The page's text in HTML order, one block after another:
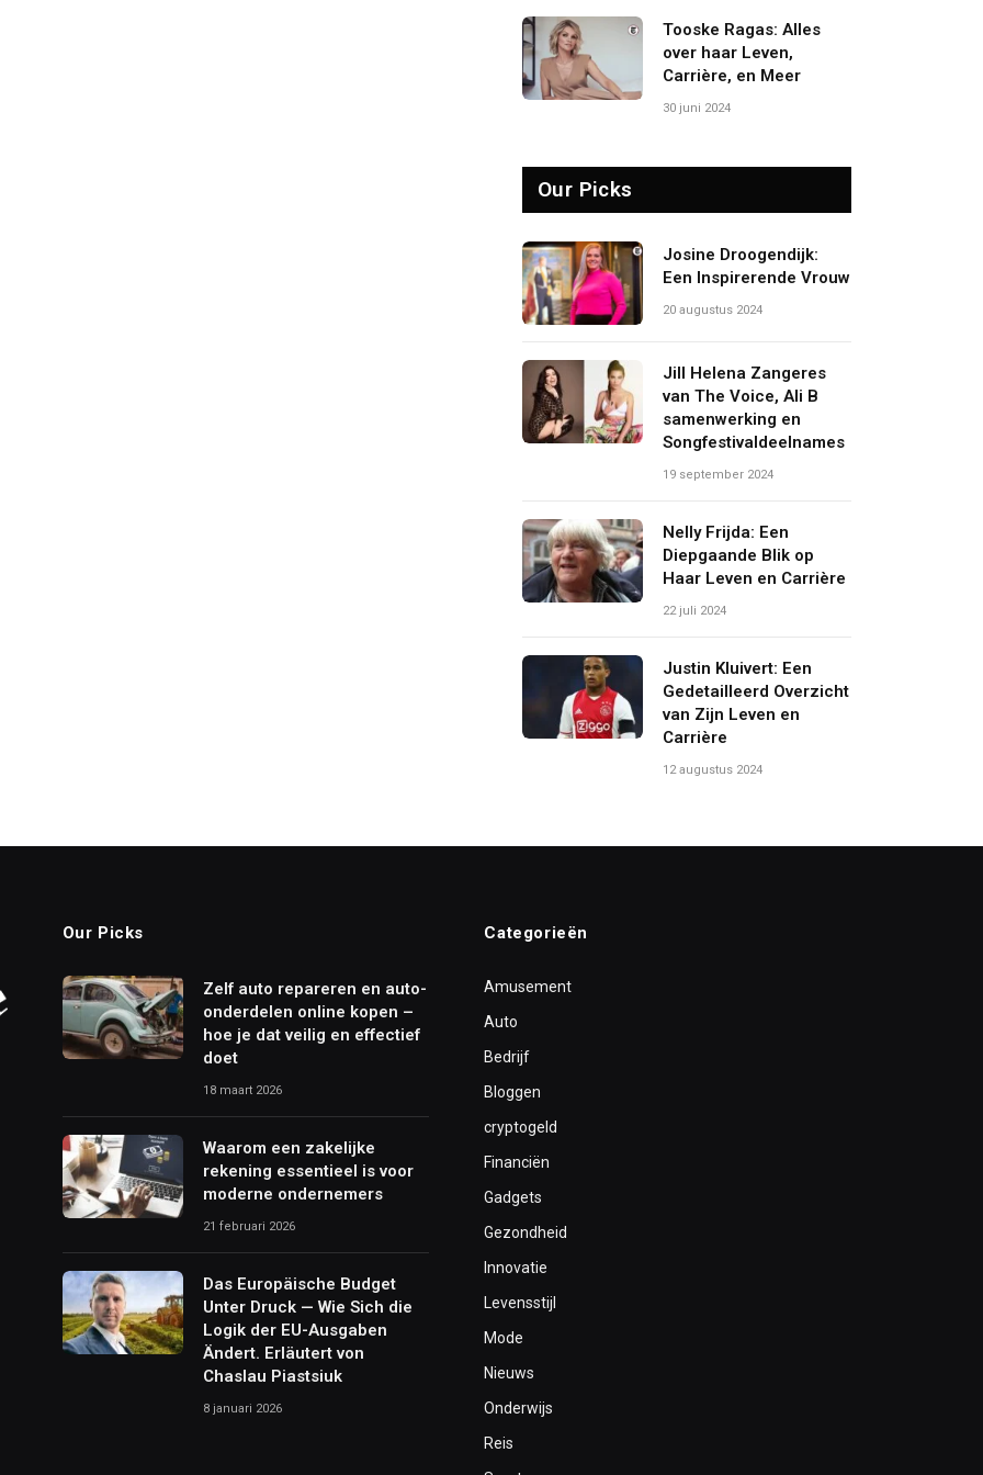
Tooske Ragas: Alles
over haar Leven,
Carrière, en Meer
30 juni 2024
Our Picks
Josine Droogendijk:
Een Inspirerende Vrouw
20 augustus 2024
Jill Helena Zangeres
van The Voice, Ali B
samenwerking en
Songfestivaldeelnames
19 september 2024
Nelly Frijda: Een
Diepgaande Blik op
Haar Leven en Carrière
22 juli 2024
Justin Kluivert: Een
Gedetailleerd Overzicht
van Zijn Leven en
Carrière
12 augustus 2024
Our Picks
Zelf auto repareren en auto-
onderdelen online kopen –
hoe je dat veilig en effectief
doet
18 maart 2026
Waarom een zakelijke
rekening essentieel is voor
moderne ondernemers
21 februari 2026
Das Europäische Budget
Unter Druck — Wie Sich die
Logik der EU-Ausgaben
Ändert. Erläutert von
Chaslau Piastsiuk
8 januari 2026
Categorieën
Amusement
Auto
Bedrijf
Bloggen
cryptogeld
Financiën
Gadgets
Gezondheid
Innovatie
Levensstijl
Mode
Nieuws
Onderwijs
Reis